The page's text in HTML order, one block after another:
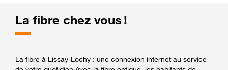
La fibre chez vous !
La fibre à Lissay-Lochy : une connexion internet au service